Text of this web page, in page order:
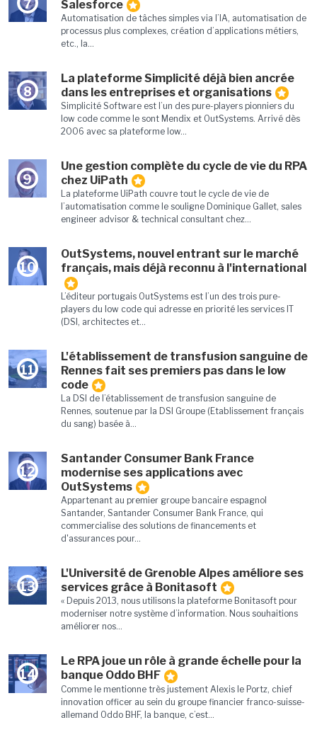
7 Salesforce
Automatisation de tâches simples via l’IA, automatisation de
processus plus complexes, création d’applications métiers,
etc., la...
8
La plateforme Simplicité déjà bien ancrée
dans les entreprises et organisations
Simplicité Software est l’un des pure-players pionniers du
low code comme le sont Mendix et OutSystems. Arrivé dès
2006 avec sa plateforme low...
9
Une gestion complète du cycle de vie du RPA
chez UiPath
La plateforme UiPath couvre tout le cycle de vie de
l’automatisation comme le souligne Dominique Gallet, sales
engineer advisor & technical consultant chez...
10
OutSystems, nouvel entrant sur le marché
français, mais déjà reconnu à l'international
L’éditeur portugais OutSystems est l’un des trois pure-
players du low code qui adresse en priorité les services IT
(DSI, architectes et...
11
L'établissement de transfusion sanguine de
Rennes fait ses premiers pas dans le low
code
La DSI de l’établissement de transfusion sanguine de
Rennes, soutenue par la DSI Groupe (Etablissement français
du sang) basée à...
12
Santander Consumer Bank France
modernise ses applications avec
OutSystems
Appartenant au premier groupe bancaire espagnol
Santander, Santander Consumer Bank France, qui
commercialise des solutions de financements et
d'assurances pour...
13
L'Université de Grenoble Alpes améliore ses
services grâce à Bonitasoft
« Depuis 2013, nous utilisons la plateforme Bonitasoft pour
moderniser notre système d’information. Nous souhaitions
améliorer nos...
14
Le RPA joue un rôle à grande échelle pour la
banque Oddo BHF
Comme le mentionne très justement Alexis le Portz, chief
innovation officer au sein du groupe financier franco-suisse-
allemand Oddo BHF, la banque, c’est...